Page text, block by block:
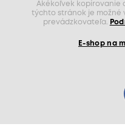
Akékoľvek kopírovanie
týchto stránok je možné
prevádzkovateľa.
E-shop na